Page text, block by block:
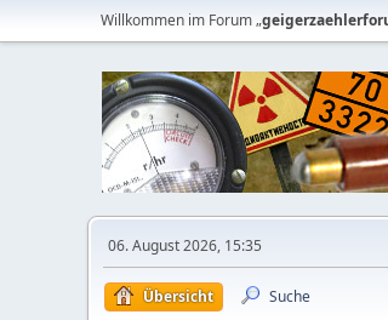
Willkommen im Forum „
06. August 2026, 15:35
Übersicht Suche